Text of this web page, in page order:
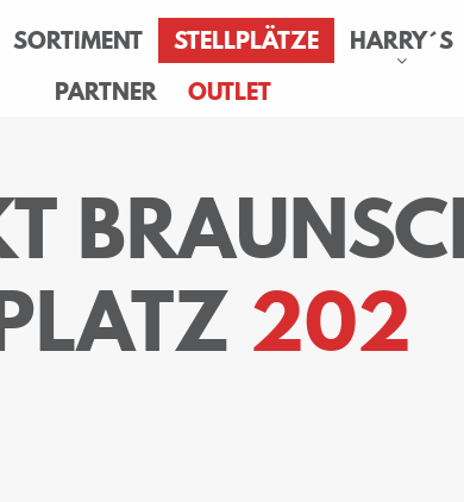
SORTIMENT STELLPLÄTZE HARRY´S
PARTNER
OUTLET
202